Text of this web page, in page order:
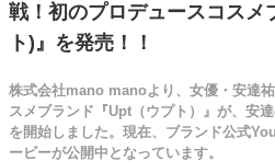
戦！初のプロデュースコスメ
ト)』を発売！！
株式会社mano manoより、女優・安達
スメブランド『Upt（ウプト）』が、安
を開始しました。現在、ブランド公式
ービーが公開中となっています。